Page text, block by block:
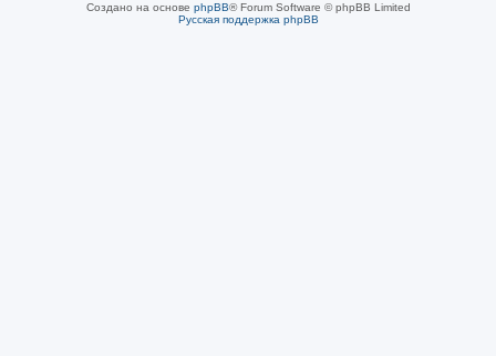
Создано на основе phpBB® Forum Software © phpBB Limited
Русская поддержка phpBB